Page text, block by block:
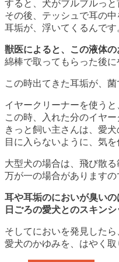
すると、犬がブルブルっと
その後、テッシュで耳の中
耳垢が、浮いてくるんで
獣医によると、この液体の
綿棒で取ってもらった後
この時出てきた耳垢が、菌
イヤークリーナーを使う
この時、入れた分のイヤ
きっと飼い主さんは、愛
目に入らないように、気を
大型犬の場合は、飛び散る
万が一の場合があります
耳や耳垢のにおいが臭い
日ごろの愛犬とのスキン
そしてにおいを発見したら
愛犬のかゆみを、はやく